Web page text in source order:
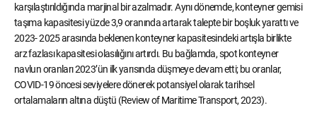
karşılaştırıldığında marjinal bir azalmadır. Aynı dönemde, konteyner gemisi
taşıma kapasitesi yüzde 3,9 oranında artarak talepte bir boşluk yarattı ve
2023- 2025 arasında beklenen konteyner kapasitesindeki artışla birlikte
arz fazlası kapasitesi olasılığını artırdı. Bu bağlamda, spot konteyner
navlun oranları 2023’ün ilk yarısında düşmeye devam etti; bu oranlar,
COVID-19 öncesi seviyelere dönerek potansiyel olarak tarihsel
ortalamaların altına düştü (Review of Maritime Transport, 2023).